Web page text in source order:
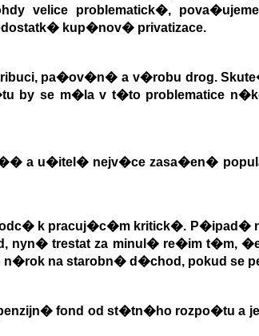
velice problematick�,
kup�nov� privatizace.
pa�ov�n� a v�robu drog.
se m�la v t�to problematice
a u�itel� nejv�ce zasa�en�
k pracuj�c�m kritick�.
trestat za minul� re�im t�m, �e
na starobn� d�chod, pokud se
fond od st�tn�ho rozpo�tu a